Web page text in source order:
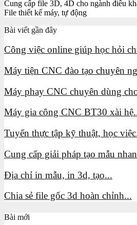
Cung cấp file 3D, 4D cho ngành điêu
File thiết kế máy, tự động
Bài viết gần đây
Công việc online giúp học hỏi
Máy tiện CNC đào tạo chuyên
Máy phay CNC chuyên dùng
Máy gia công CNC BT30 xài
Tuyển thực tập kỹ thuật, học
Cung cấp giải pháp tạo mẫu
Địa chỉ in mẫu, in 3d, tạo...
Chia sẻ file gốc 3d hoàn chỉnh...
Bài mới